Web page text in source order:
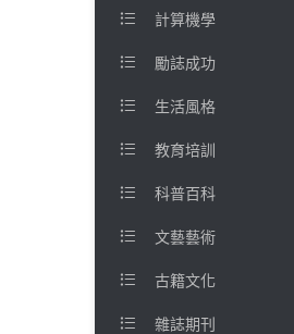
 計算機學
 勵誌成功
 生活風格
 教育培訓
 科普百科
 文藝藝術
 古籍文化
 雜誌期刊